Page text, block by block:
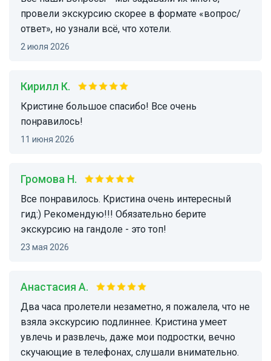
провели экскурсию скорее в формате «вопрос/
ответ», но узнали всё, что хотели.
2 июля 2026
Кирилл К.
Кристине большое спасибо! Все очень
понравилось!
11 июня 2026
Громова Н.
Все понравилось. Кристина очень интересный
гид:) Рекомендую!!! Обязательно берите
экскурсию на гандоле - это топ!
23 мая 2026
Анастасия А.
Два часа пролетели незаметно, я пожалела, что не
взяла экскурсию подлиннее. Кристина умеет
увлечь и развлечь, даже мои подростки, вечно
скучающие в телефонах, слушали внимательно.